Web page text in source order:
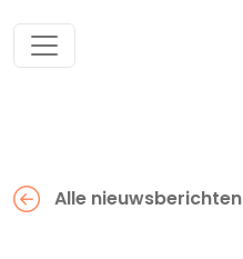
Alle nieuwsberichten